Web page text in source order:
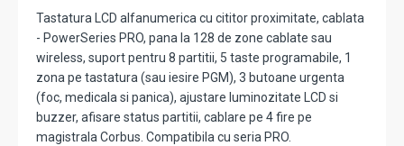
Tastatura LCD alfanumerica cu cititor proximitate, cablata
- PowerSeries PRO, pana la 128 de zone cablate sau
wireless, suport pentru 8 partitii, 5 taste programabile, 1
zona pe tastatura (sau iesire PGM), 3 butoane urgenta
(foc, medicala si panica), ajustare luminozitate LCD si
buzzer, afisare status partitii, cablare pe 4 fire pe
magistrala Corbus. Compatibila cu seria PRO.